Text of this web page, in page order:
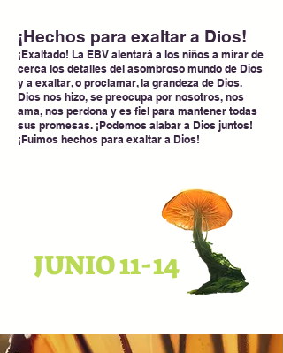
¡Hechos para exaltar a Dios!
¡Exaltado! La EBV alentará a los niños a mirar de
cerca los detalles del asombroso mundo de Dios
y a exaltar, o proclamar, la grandeza de Dios.
Dios nos hizo, se preocupa por nosotros, nos
ama, nos perdona y es fiel para mantener todas
sus promesas. ¡Podemos alabar a Dios juntos!
¡Fuimos hechos para exaltar a Dios!
JUNIO 11-14